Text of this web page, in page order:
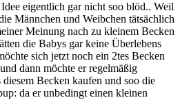
eigentlich gar nicht soo blöd.. Weil
Männchen und Weibchen tätsächlich
Meinung nach zu kleinem Becken
die Babys gar keine Überlebens
sich jetzt noch ein 2tes Becken
und dann möchte er regelmäßig
Becken kaufen und soo die
da er unbedingt einen kleinen